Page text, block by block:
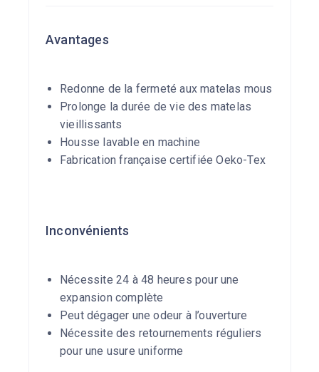
Avantages
Redonne de la fermeté aux matelas mous
Prolonge la durée de vie des matelas
vieillissants
Housse lavable en machine
Fabrication française certifiée Oeko-Tex
Inconvénients
Nécessite 24 à 48 heures pour une
expansion complète
Peut dégager une odeur à l’ouverture
Nécessite des retournements réguliers
pour une usure uniforme